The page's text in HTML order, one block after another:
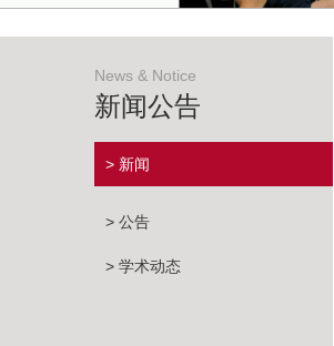
News & Notice
新闻公告
> 新闻
> 公告
> 学术动态